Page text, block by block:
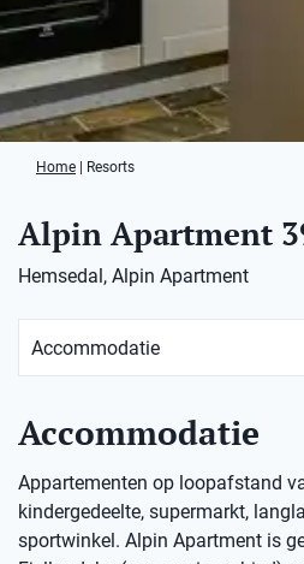
Home Resorts
Alpin Apartment
Hemsedal, Alpin Apartment
Accommodatie
Appartementen op loopafstand
kindergedeelte, supermarkt,
sportwinkel. Alpin Apartment is